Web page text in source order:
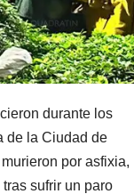
durante los
de la Ciudad de
por asfixia,
sufrir un paro